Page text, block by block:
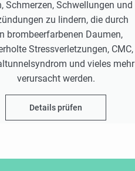
Schmerzen, Schwellungen und
zu lindern, die durch
brombeerfarbenen Daumen,
Stressverletzungen, CMC,
und vieles mehr
verursacht werden.
Details prüfen